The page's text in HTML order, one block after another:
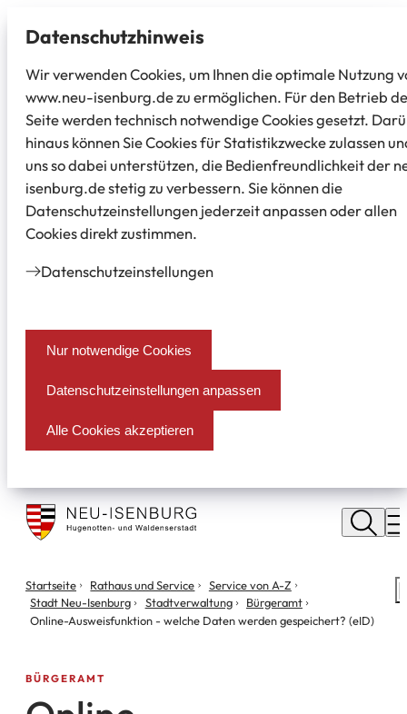
Datenschutz­hinweis
Wir verwenden Cookies, um Ihnen die optimale Nutzung
www.neu-isenburg.de zu ermöglichen. Für den Betrieb
Seite werden technisch notwendige Cookies gesetzt.
hinaus können Sie Cookies für Statistikzwecke zulassen
uns so dabei unterstützen, die Bedienfreundlichkeit der
isenburg.de stetig zu verbessern. Sie können die
Datenschutzeinstellungen jederzeit anpassen oder allen
Cookies direkt zustimmen.
Datenschutz­einstellungen
Nur notwendige Cookies
Datenschutzeinstellungen anpassen
Alle Cookies akzeptieren
Stadt
Neu
Isenburg
Sie
befinden
sich
Startseite Rathaus und Service
Service von A-Z
Stadt Neu-Isenburg
Stadtverwaltung
Bürgeramt
Online-Ausweisfunktion - welche Daten werden gespeichert? (eID)
BÜRGERAMT